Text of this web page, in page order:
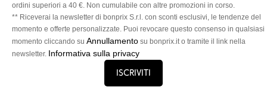
ordini superiori a 40 €. Non cumulabile con altre promozioni in corso.
** Riceverai la newsletter di bonprix S.r.l. con sconti esclusivi, le tendenze del
momento e offerte personalizzate. Puoi revocare questo consenso in qualsiasi
momento cliccando su Annullamento su bonprix.it o tramite il link nella
newsletter. Informativa sulla privacy
Iscriviti